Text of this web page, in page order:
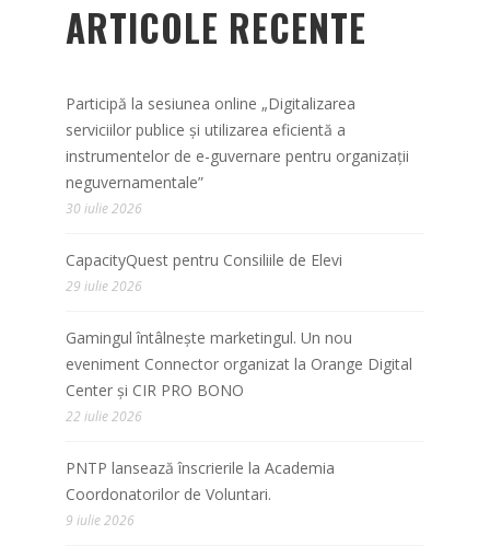
ARTICOLE RECENTE
Participă la sesiunea online „Digitalizarea
serviciilor publice și utilizarea eficientă a
instrumentelor de e-guvernare pentru organizații
neguvernamentale”
30 iulie 2026
CapacityQuest pentru Consiliile de Elevi
29 iulie 2026
Gamingul întâlnește marketingul. Un nou
eveniment Connector organizat la Orange Digital
Center și CIR PRO BONO
22 iulie 2026
PNTP lansează înscrierile la Academia
Coordonatorilor de Voluntari.
9 iulie 2026